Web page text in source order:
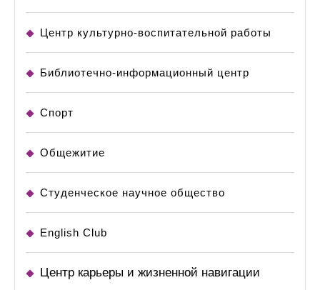
Центр культурно-воспитательной работы
Библиотечно-информационный центр
Спорт
Общежитие
Студенческое научное общество
English Club
Центр карьеры и жизненной навигации